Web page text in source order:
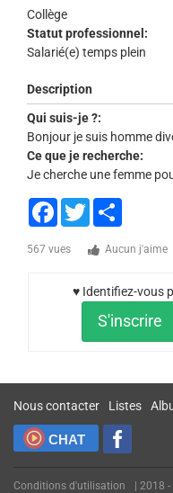
Collège
Statut professionnel:
Salarié(e) temps plein
Description
Qui suis-je ?:
Bonjour je suis homme
Ce que je recherche:
Je cherche une femme
Facebook
Twitter
567 vues Aucun j'aime
♥ Identifiez-vous
S'inscrire
Nous contacter Listes
CHAT
Conditions d'utilisation | 2018